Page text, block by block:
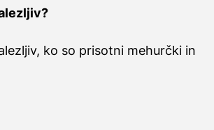
ko so prisotni mehurčki in